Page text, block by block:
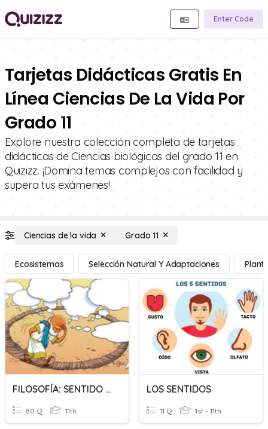
Enter Code
Tarjetas Didácticas Gratis En
Línea Ciencias De La Vida Por
Grado 11
Explore nuestra colección completa de tarjetas
didácticas de Ciencias biológicas del grado 11 en
Quizizz. ¡Domina temas complejos con facilidad y
supera tus exámenes!
Ciencias de la vida Grado 11
Ecosistemas Selección Natural Y Adaptaciones
FILOSOFÍA: SENTIDO E HISTORIA
80 Q 11th
LOS SENTIDOS
11 Q 1st - 11th